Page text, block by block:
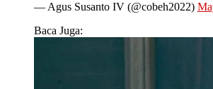
— Agus Susanto IV (@cobeh2022)
Baca Juga: